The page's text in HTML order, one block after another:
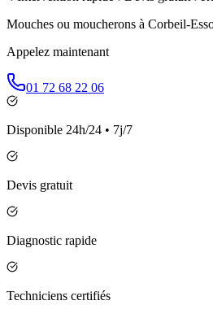
Mouches ou moucherons à Corbeil-
Appelez maintenant
01 72 68 22 06
Disponible 24h/24 • 7j/7
Devis gratuit
Diagnostic rapide
Techniciens certifiés